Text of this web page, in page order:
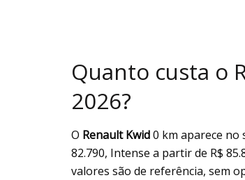
Quanto custa o
2026?
O Renault Kwid0 km aparece no
82.790, Intense a partir de R$
valores são de referência, sem